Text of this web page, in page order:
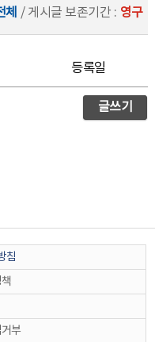
체 / 게시글 보존기간 : 영구
등록일
글쓰기
침
부